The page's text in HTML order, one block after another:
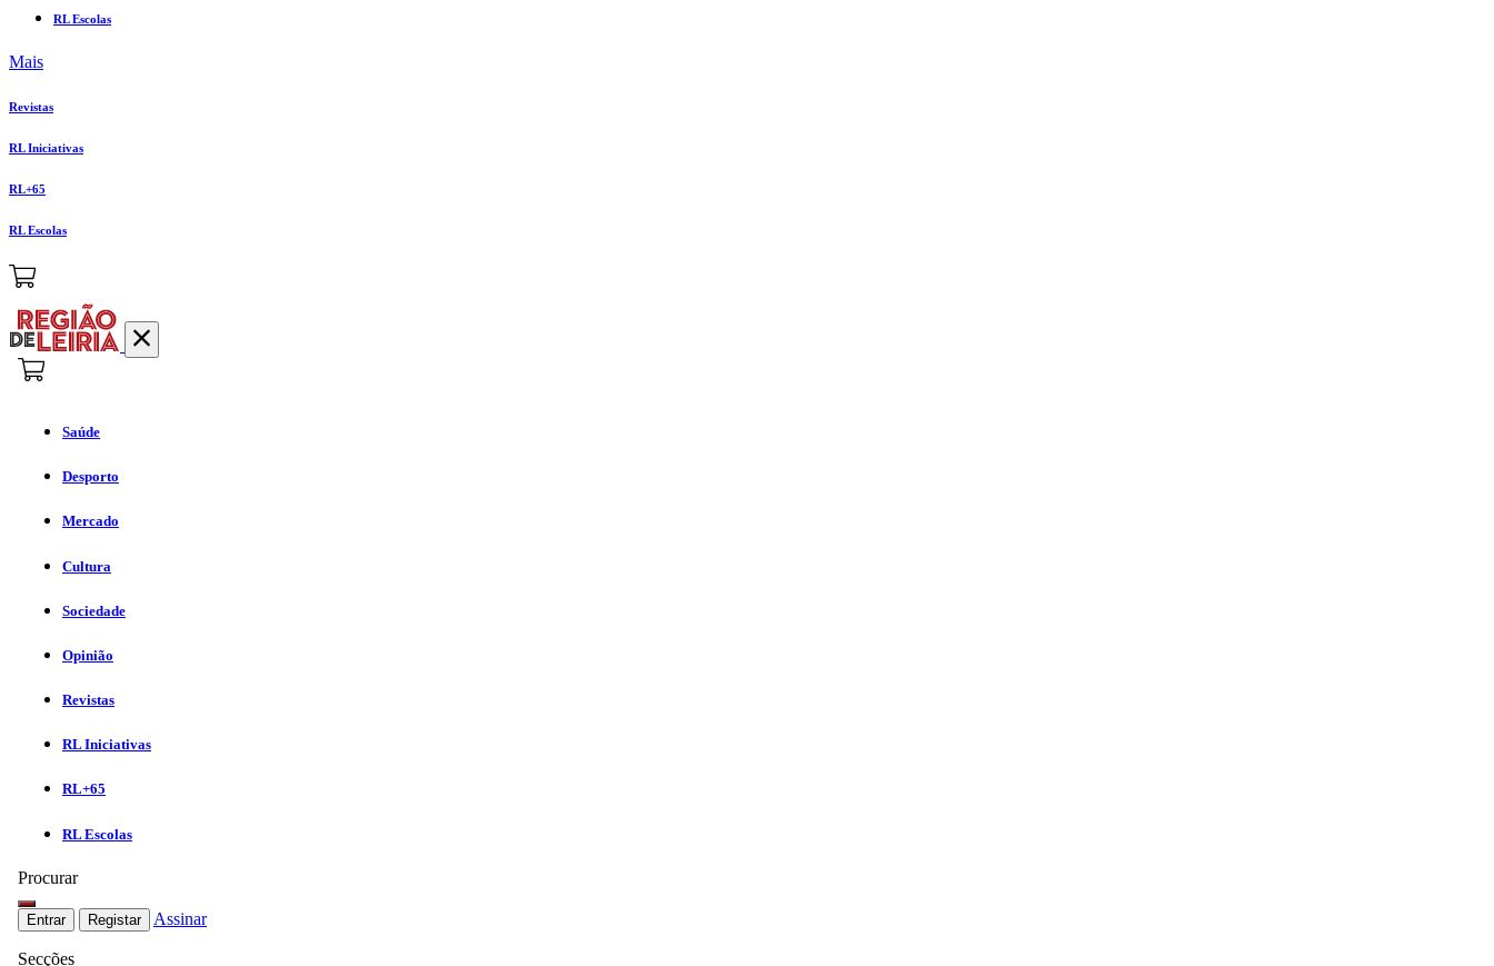
RL Escolas
Mais
Revistas
RL Iniciativas
RL+65
RL Escolas
Saúde
Desporto
Mercado
Cultura
Sociedade
Opinião
Revistas
RL Iniciativas
RL+65
RL Escolas
Procurar
Entrar Registar Assinar
Secções